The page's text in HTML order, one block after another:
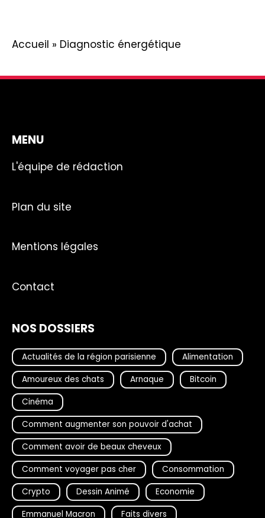
Accueil » Diagnostic énergétique
MENU
L'équipe de rédaction
Plan du site
Mentions légales
Contact
NOS DOSSIERS
Actualités de la région parisienne
Alimentation
Amoureux des chats
Arnaque
Bitcoin
Cinéma
Comment augmenter son pouvoir d'achat
Comment avoir de beaux cheveux
Comment voyager pas cher
Consommation
Crypto
Dessin Animé
Economie
Emmanuel Macron
Faits divers